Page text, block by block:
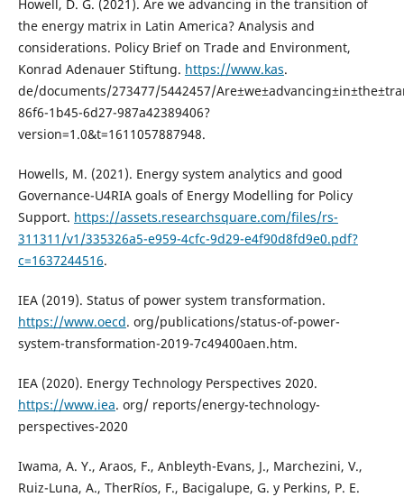
Howell, D. G. (2021). Are we advancing in the transition of
the energy matrix in Latin America? Analysis and
considerations. Policy Brief on Trade and Environment,
Konrad Adenauer Stiftung. https://www.kas.
de/documents/273477/5442457/
86f6-1b45-6d27-987a42389406?
version=1.0&t=1611057887948.
Howells, M. (2021). Energy system analytics and good
Governance-U4RIA goals of Energy Modelling for Policy
Support. https://assets.researchsquare.com/files/rs-
311311/v1/335326a5-e959-4cfc-9d29-e4f90d8fd9e0.pdf?
c=1637244516.
IEA (2019). Status of power system transformation.
https://www.oecd. org/publications/status-of-power-
system-transformation-2019-7c49400aen.htm.
IEA (2020). Energy Technology Perspectives 2020.
https://www.iea. org/ reports/energy-technology-
perspectives-2020
Iwama, A. Y., Araos, F., Anbleyth-Evans, J., Marchezini, V.,
Ruiz-Luna, A., TherRíos, F., Bacigalupe, G. y Perkins, P. E.